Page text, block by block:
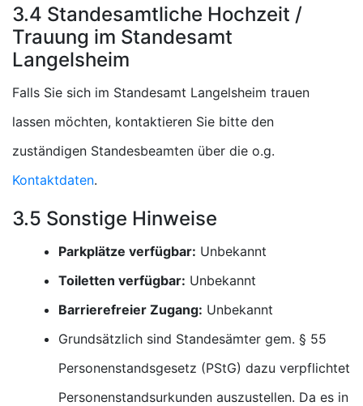
3.4 Standesamtliche Hochzeit /
Trauung im Standesamt
Langelsheim
Falls Sie sich im Standesamt Langelsheim trauen
lassen möchten, kontaktieren Sie bitte den
zuständigen Standesbeamten über die o.g.
Kontaktdaten.
3.5 Sonstige Hinweise
Parkplätze verfügbar: Unbekannt
Toiletten verfügbar: Unbekannt
Barrierefreier Zugang: Unbekannt
Grundsätzlich sind Standesämter gem. § 55
Personenstandsgesetz (PStG) dazu verpflichtet
Personenstandsurkunden auszustellen. Da es in